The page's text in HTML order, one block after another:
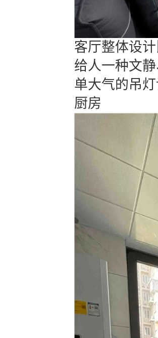
客厅整体设
给人一种文
单大气的吊
厨房